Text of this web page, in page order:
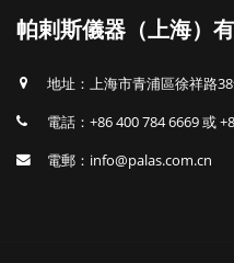
帕剌斯儀器（上海）
地址：上海市青浦區徐祥路
電話：+86 400 784 6669 或
電郵：info@palas.com.cn